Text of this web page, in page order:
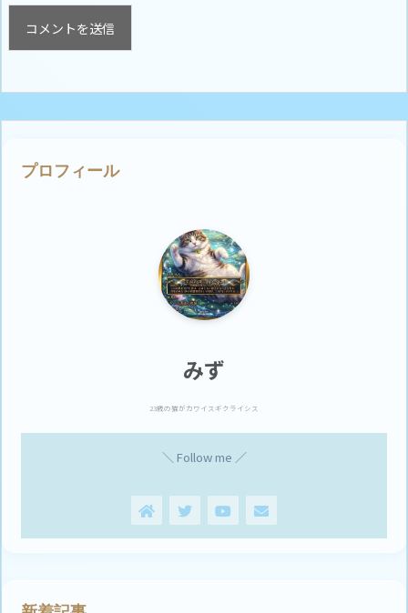
プロフィール
みず
23歳の猫がカワイスギクライシス
＼ Follow me ／